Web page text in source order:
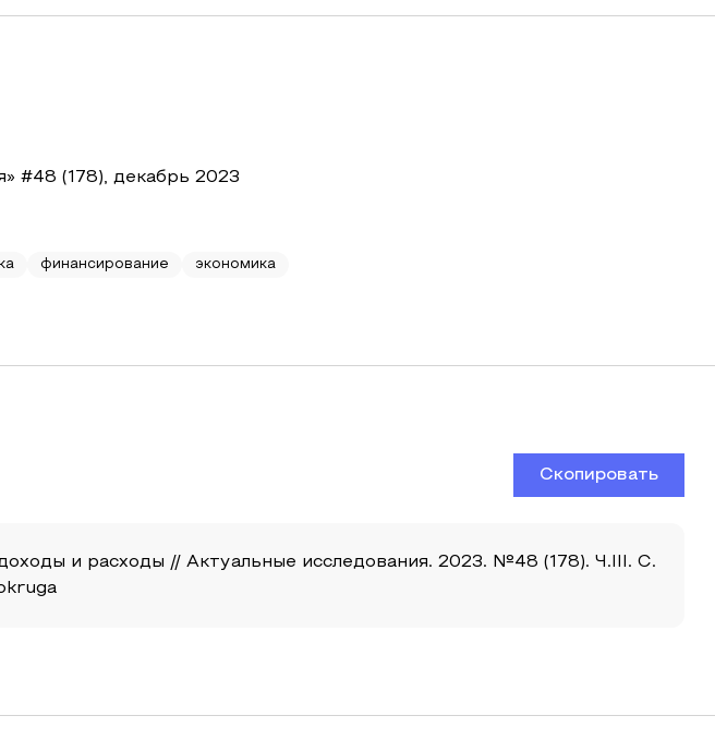
#48 (178), декабрь 2023
финансирование экономика
Скопировать
и расходы // Актуальные исследования. 2023. №48 (178). Ч.III. С.